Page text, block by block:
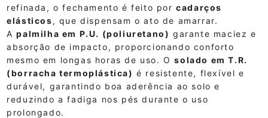
refinada, o fechamento é feito porcadarços
elásticos, que dispensam o ato de amarrar.
Apalmilha em P.U. (poliuretano) garante maciez e
absorção de impacto, proporcionando conforto
mesmo em longas horas de uso. Osolado em T.R.
(borracha termoplástica) é resistente, flexível e
durável, garantindo boa aderência ao solo e
reduzindo a fadiga nos pés durante o uso
prolongado.